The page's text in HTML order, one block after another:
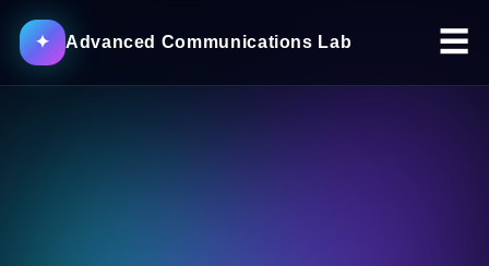
✦ Advanced Communications Lab ☰